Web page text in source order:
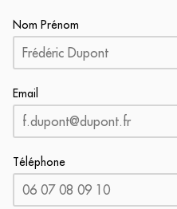
Nom Prénom
Email
Téléphone